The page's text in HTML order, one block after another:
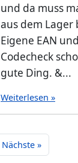
und da muss
aus dem Lager
Eigene EAN
Codecheck
gute Ding. &...
Weiterlesen »
Nächste »